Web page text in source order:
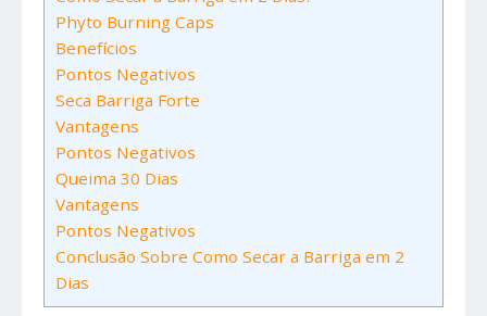
Phyto Burning Caps
Benefícios
Pontos Negativos
Seca Barriga Forte
Vantagens
Pontos Negativos
Queima 30 Dias
Vantagens
Pontos Negativos
Conclusão Sobre Como Secar a Barriga em 2
Dias